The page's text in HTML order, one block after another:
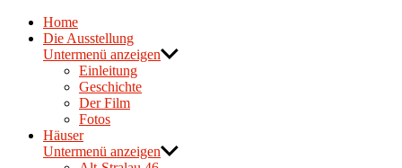
Home
Die Ausstellung
Untermenü anzeigen
Einleitung
Geschichte
Der Film
Fotos
Häuser
Untermenü anzeigen